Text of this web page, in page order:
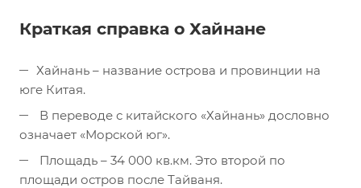
Краткая справка о Хайнане
Хайнань – название острова и провинции на
юге Китая.
В переводе с китайского «Хайнань» дословно
означает «Морской юг».
Площадь – 34 000 кв.км. Это второй по
площади остров после Тайваня.